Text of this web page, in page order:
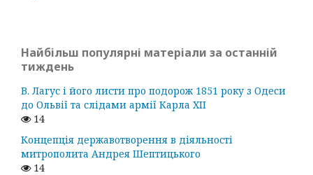
Найбільш популярні матеріали за останній
тиждень
В. Лагус і його листи про подорож 1851 року з Одеси
до Ольвії та слідами армії Карла ХІІ
14
Концепція державотворення в діяльності
митрополита Андрея Шептицького
14